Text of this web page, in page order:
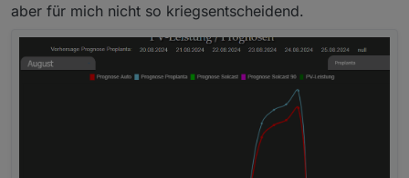
aber für mich nicht so kriegsentscheidend.